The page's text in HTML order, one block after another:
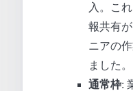
入。こ
報共有
ニアの
ました。
通常枠: